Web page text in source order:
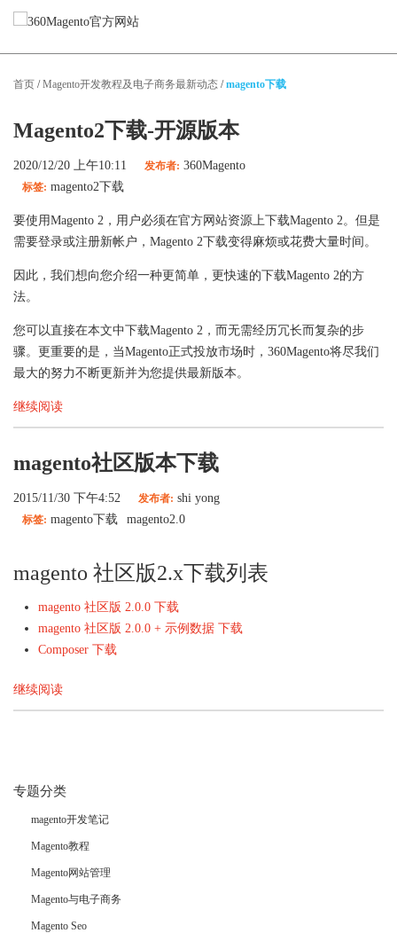
Magento网站开发
Magento迁移
Magento性能优化
Magento App开发
关于我们
博客
首页 /Magento开发教程及电子商务最新动态 /magento下载
Magento2下载-开源版本
2020/12/20 上午10:11 发布者: 360Magento
标签: magento2下载
要使用Magento 2，用户必须在官方网站资源上下载Magento 2。但是
需要登录或注册新帐户，Magento 2下载变得麻烦或花费大量时间。
因此，我们想向您介绍一种更简单，更快速的下载Magento 2的方
法。
您可以直接在本文中下载Magento 2，而无需经历冗长而复杂的步
骤。更重要的是，当Magento正式投放市场时，360Magento将尽我们
最大的努力不断更新并为您提供最新版本。
继续阅读
magento社区版本下载
2015/11/30 下午4:52 发布者: shi yong
标签: magento下载 magento2.0
magento 社区版2.x下载列表
magento 社区版 2.0.0 下载
magento 社区版 2.0.0 + 示例数据 下载
Composer 下载
继续阅读
专题分类
magento开发笔记
Magento教程
Magento网站管理
Magento与电子商务
Magento Seo